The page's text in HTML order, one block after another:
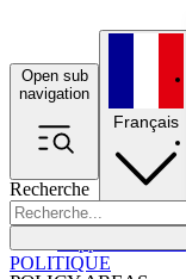
Open sub
navigation
Recherche
Français
POLITIQUE